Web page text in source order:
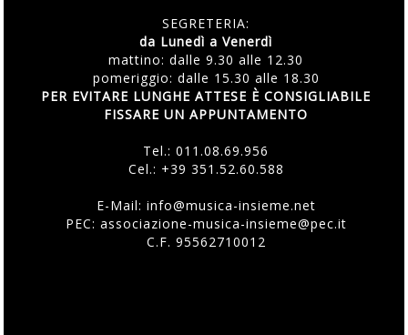
SEGRETERIA:
da Lunedì a Venerdì
mattino: dalle 9.30 alle 12.30
pomeriggio: dalle 15.30 alle 18.30
PER EVITARE LUNGHE ATTESE È CONSIGLIABILE
FISSARE UN APPUNTAMENTO
Tel.:011.08.69.956
Cel.: +39 351.52.60.588
E-Mail: info@musica-insieme.net
PEC: associazione-musica-insieme@pec.it
C.F. 95562710012